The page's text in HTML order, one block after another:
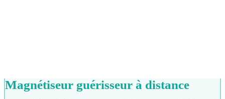
Magnétiseur guérisseur à distance